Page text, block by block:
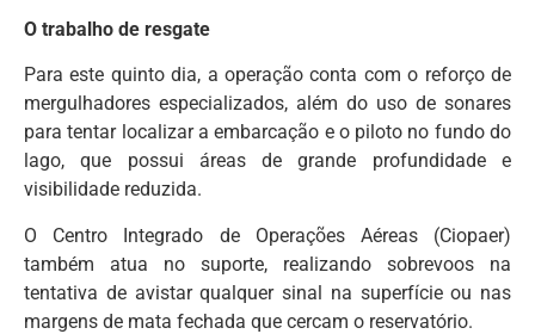
O trabalho de resgate
Para este quinto dia, a operação conta com o reforço de
mergulhadores especializados, além do uso de sonares
para tentar localizar a embarcação e o piloto no fundo do
lago, que possui áreas de grande profundidade e
visibilidade reduzida.
O Centro Integrado de Operações Aéreas (Ciopaer)
também atua no suporte, realizando sobrevoos na
tentativa de avistar qualquer sinal na superfície ou nas
margens de mata fechada que cercam o reservatório.